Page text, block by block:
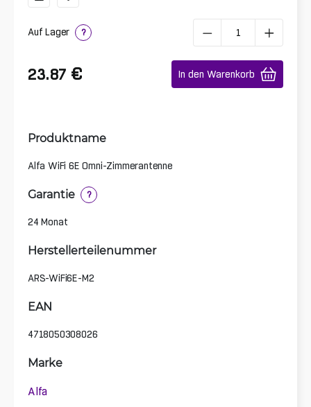
Auf Lager ?
23.87 € In den Warenkorb
Produktname
Alfa WiFi 6E Omni-Zimmerantenne
Garantie ?
24 Monat
Herstellerteilenummer
ARS-WiFi6E-M2
EAN
4718050308026
Marke
Alfa